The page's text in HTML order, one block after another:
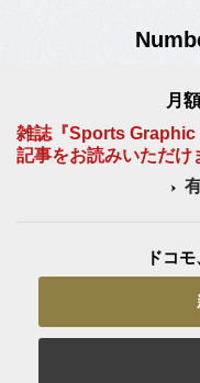
月
雑誌『Sports Graphic
記事をお読みいただけ
ドコ